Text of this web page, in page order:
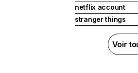
netflix account
stranger things
Voir